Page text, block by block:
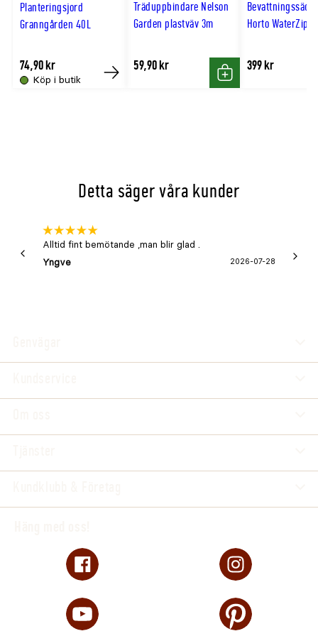
Planteringsjord
Granngården 40L
Köp i butik
74,90 kr
Köp
Träduppbindare Nelson
Garden plastväv 3m
59,90 kr
Köp
Bevattningssäck
Horto WaterZip
399 kr
Detta säger våra kunder
Alltid fint bemötande ,man blir glad .
Yngve
2026-07-28